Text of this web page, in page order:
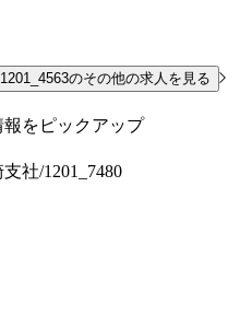
のその他の求人を見る
をピックアップ
社/1201_7480